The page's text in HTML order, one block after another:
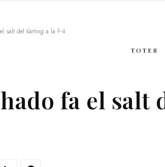
salt del kàrting a la F-4
TOTES
fa el salt